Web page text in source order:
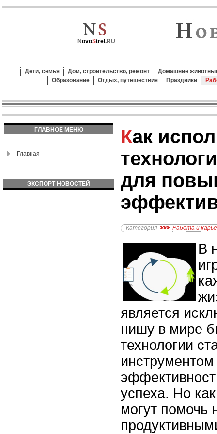
NovoStrel.RU
Дети, семья Дом, строительство, ремонт
Домашние
Образование
Отдых, путешествия Праздники
ГЛАВНОЕ МЕНЮ
Главная
ЭКСПОРТ НОВОСТЕЙ
Как использовать
для
Категория Работа и
В
является
нишу в мире
технологии
успеха. Но
могут помочь